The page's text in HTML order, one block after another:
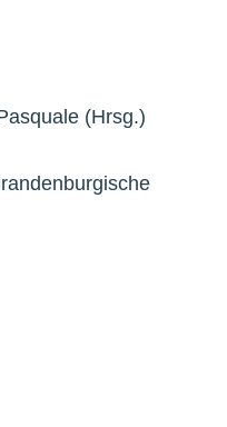
(Hrsg.)